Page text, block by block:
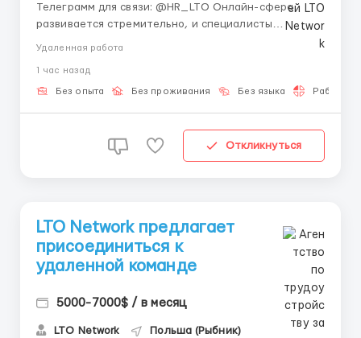
Телеграмм для связи: @HR_LTO Онлайн-сфера
развивается стремительно, и специалисты
становятся всё более востребованными. 🌐 Работа
карьеру с учёбой, хобби или путешествиями, а
также самостоятельно планировать своё время. ⏰
Удаленная работа
1 час назад
Без опыта Без проживания Без языка Работа
Откликнуться
LTO Network предлагает
присоединиться к
удаленной команде
5000-7000$ / в месяц
LTO Network Польша (Рыбник)